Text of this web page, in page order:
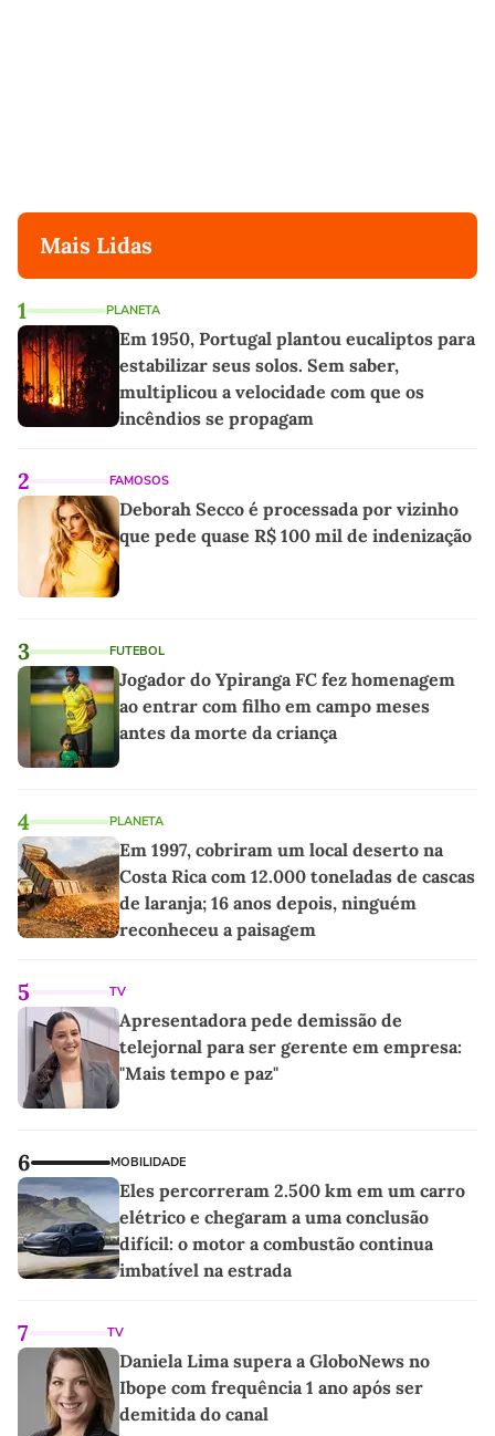
Mais Lidas
1 PLANETA
Em 1950, Portugal plantou eucaliptos para
estabilizar seus solos. Sem saber,
multiplicou a velocidade com que os
incêndios se propagam
2 FAMOSOS
Deborah Secco é processada por vizinho
que pede quase R$ 100 mil de indenização
3 FUTEBOL
Jogador do Ypiranga FC fez homenagem
ao entrar com filho em campo meses
antes da morte da criança
4 PLANETA
Em 1997, cobriram um local deserto na
Costa Rica com 12.000 toneladas de cascas
de laranja; 16 anos depois, ninguém
reconheceu a paisagem
5 TV
Apresentadora pede demissão de
telejornal para ser gerente em empresa:
"Mais tempo e paz"
6 MOBILIDADE
Eles percorreram 2.500 km em um carro
elétrico e chegaram a uma conclusão
difícil: o motor a combustão continua
imbatível na estrada
7 TV
Daniela Lima supera a GloboNews no
Ibope com frequência 1 ano após ser
demitida do canal